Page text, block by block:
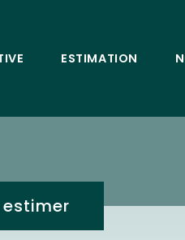
ESTIMATION
estimer